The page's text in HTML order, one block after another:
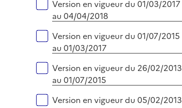
Version en vigueur du 01/03/2017
au 04/04/2018
Version en vigueur du 01/07/2015
au 01/03/2017
Version en vigueur du 26/02/2013
au 01/07/2015
Version en vigueur du 05/02/2013